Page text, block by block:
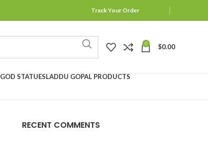
Track Your Order
0 $0.00
GOD STATUESLADDU GOPAL PRODUCTS
RECENT COMMENTS